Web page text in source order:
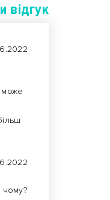
вiдгук
може
чому?